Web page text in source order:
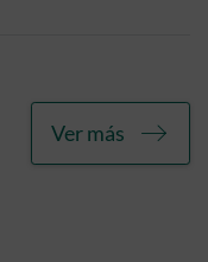
Ver más